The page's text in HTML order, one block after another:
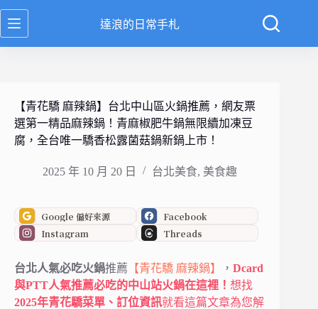
跳
至
達浪的日常手札
【青花驕 麻辣鍋】台北中山區火鍋推薦，網友票
選第一精品麻辣鍋！青麻椒肥牛鍋無限續加凍豆
腐，全台唯一驕香松露菌菇鍋新鍋上市！
2025 年 10 月 20 日 台北美食, 美食趣
Google 偏好來源
Facebook
Instagram
Threads
台北人氣必吃火鍋推薦 【青花驕 麻辣鍋】 ， Dcard
與PTT人氣推薦必吃的中山站火鍋在這裡！ 想找
2025年青花驕菜單、訂位資訊就看這篇文章為您解